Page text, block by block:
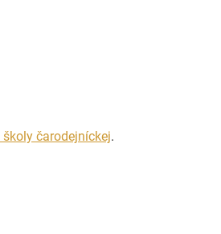
čarodejníckej.